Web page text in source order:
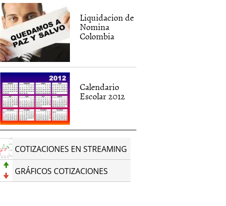
Liquidacion de
Nomina
Colombia
Calendario
Escolar 2012
COTIZACIONES EN STREAMING
GRÁFICOS COTIZACIONES